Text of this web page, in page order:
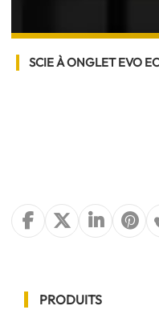
SCIE À ONGLET EVO
PRODUITS